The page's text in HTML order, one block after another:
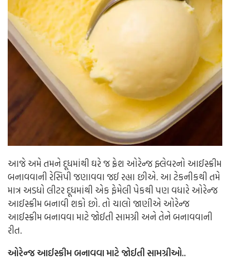
આજે અમે તમને દૂધમાંથી ઘરે જ ફ્રેશ ઓરેન્જ ફ્લેવરનો આઈસ્ક્રીમ
બનાવવાની રેસિપી જણાવવા જઈ રહ્યા છીએ. આ ટેકનીકથી તમે
માત્ર અડધો લીટર દૂધમાંથી એક ફેમેલી પેકથી પણ વધારે ઓરેન્જ
આઈસ્ક્રીમ બનાવી શકો છો. તો ચાલો જાણીએ ઓરેન્જ
આઈસ્ક્રીમ બનાવવા માટે જોઈતી સામગ્રી અને તેને બનાવવાની
રીત.
ઓરેન્જ આઈસ્ક્રીમ બનાવવા માટે જોઈતી સામગ્રીઓ..